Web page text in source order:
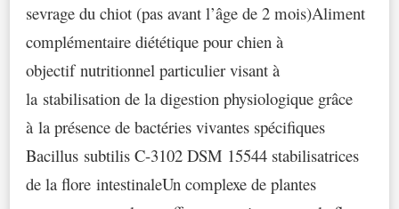
sevrage du chiot (pas avant l’âge de 2 mois)Aliment
complémentaire diététique pour chien à
objectif nutritionnel particulier visant à
la stabilisation de la digestion physiologique grâce
à la présence de bactéries vivantes spécifiques
Bacillus subtilis C-3102 DSM 15544 stabilisatrices
de la flore intestinaleUn complexe de plantes